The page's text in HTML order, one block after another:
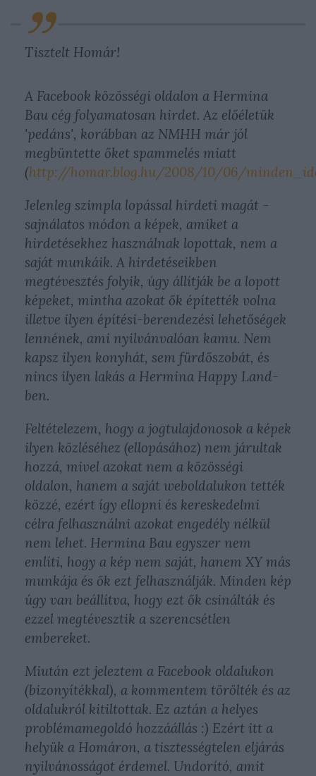
Tisztelt Homár!
A Facebook közösségi oldalon a Hermina
Bau cég folyamatosan hirdet. Az előéletük
'pedáns', korábban az NMHH már jól
megbüntette őket spammelés miatt
(http://homar.blog.hu/2008/10/06/
Jelenleg szimpla lopással hirdeti magát -
sajnálatos módon a képek, amiket a
hirdetésekhez használnak lopottak, nem a
saját munkáik. A hirdetéseikben
megtévesztés folyik, úgy állítják be a lopott
képeket, mintha azokat ők építették volna
illetve ilyen építési-berendezési lehetőségek
lennének, ami nyilvánvalóan kamu. Nem
kapsz ilyen konyhát, sem fürdőszobát, és
nincs ilyen lakás a Hermina Happy Land-
ben.
Feltételezem, hogy a jogtulajdonosok a képek
ilyen közléséhez (ellopásához) nem járultak
hozzá, mivel azokat nem a közösségi
oldalon, hanem a saját weboldalukon tették
közzé, ezért így ellopni és kereskedelmi
célra felhasználni azokat engedély nélkül
nem lehet. Hermina Bau egyszer nem
említi, hogy a kép nem saját, hanem XY más
munkája és ők ezt felhasználják. Minden kép
úgy van beállítva, hogy ezt ők csinálták és
ezzel megtévesztik a szerencsétlen
embereket.
Miután ezt jeleztem a Facebook oldalukon
(bizonyítékkal), a kommentem törölték és az
oldalukról kitiltottak. Ez aztán a helyes
problémamegoldó hozzáállás :) Ezért itt a
helyük a Homáron, a tisztességtelen eljárás
nyilvánosságot érdemel. Undorító, amit